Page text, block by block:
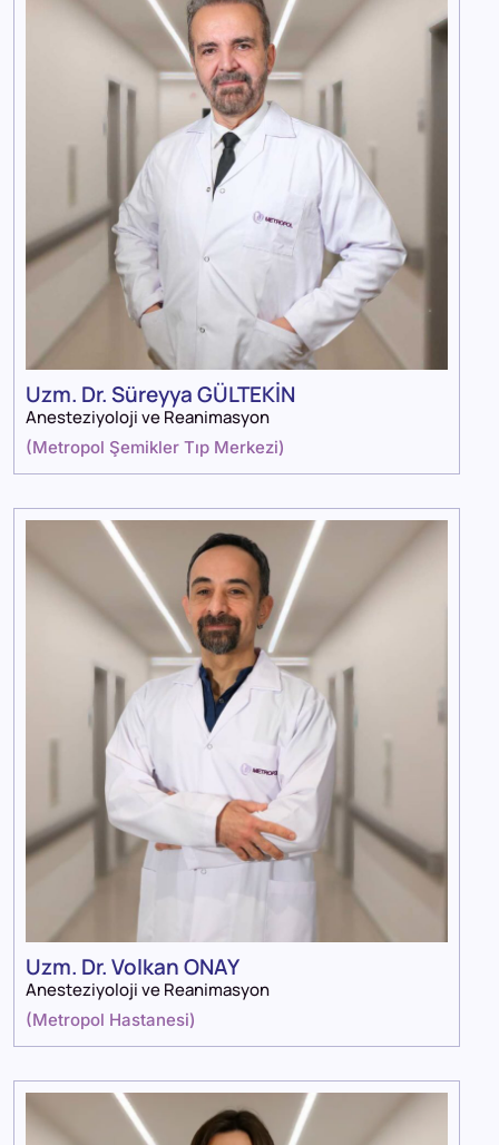
Uzm. Dr. Süreyya GÜLTEKİN
Anesteziyoloji ve Reanimasyon
(Metropol Şemikler Tıp Merkezi)
Uzm. Dr. Volkan ONAY
Anesteziyoloji ve Reanimasyon
(Metropol Hastanesi)